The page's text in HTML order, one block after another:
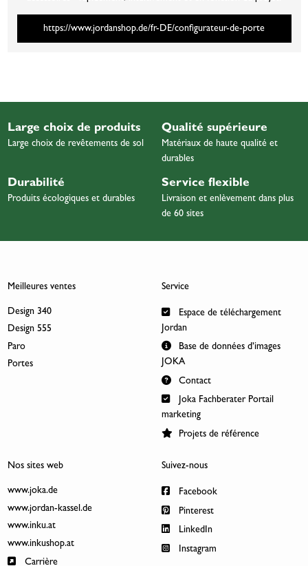
https://www.jordanshop.de/fr-DE/configurateur-de-porte
Large choix de produits
Large choix de revêtements de sol
Qualité supérieure
Matériaux de haute qualité et
durables
Durabilité
Produits écologiques et durables
Service flexible
Livraison et enlèvement dans plus
de 60 sites
Meilleures ventes
Design 340
Design 555
Paro
Portes
Service
Espace de téléchargement
Jordan
Base de données d’images
JOKA
Contact
Joka Fachberater Portail
marketing
Projets de référence
Nos sites web
www.joka.de
www.jordan-kassel.de
www.inku.at
www.inkushop.at
Carrière
Suivez-nous
Facebook
Pinterest
LinkedIn
Instagram